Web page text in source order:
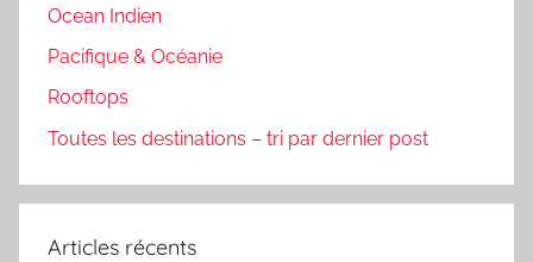
Ocean Indien
Pacifique & Océanie
Rooftops
Toutes les destinations – tri par dernier post
Articles récents